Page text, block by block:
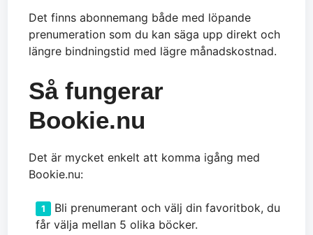
Det finns abonnemang både med löpande
prenumeration som du kan säga upp direkt och
längre bindningstid med lägre månadskostnad.
Så fungerar
Bookie.nu
Det är mycket enkelt att komma igång med
Bookie.nu:
Bli prenumerant och välj din favoritbok, du
får välja mellan 5 olika böcker.